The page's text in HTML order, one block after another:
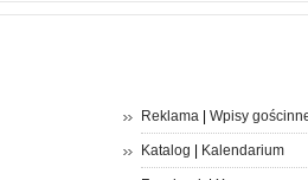
Reklama| Wpisy
Katalog Kalendarium